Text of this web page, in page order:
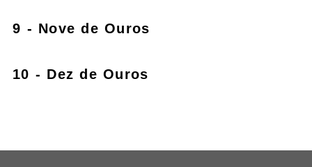
9 - Nove de Ouros
10 - Dez de Ouros